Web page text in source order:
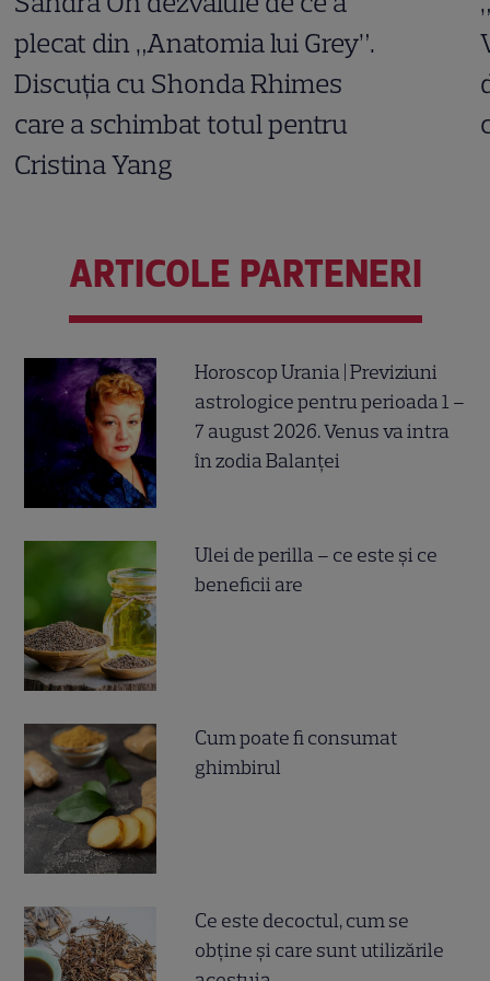
plecat din „Anatomia lui Grey”.
Discuția cu Shonda Rhimes
care a schimbat totul pentru
Cristina Yang
ARTICOLE PARTENERI
Horoscop Urania | Previziuni
astrologice pentru perioada 1 –
7 august 2026. Venus va intra
în zodia Balanței
Ulei de perilla – ce este și ce
beneficii are
Cum poate fi consumat
ghimbirul
Ce este decoctul, cum se
obţine şi care sunt utilizările